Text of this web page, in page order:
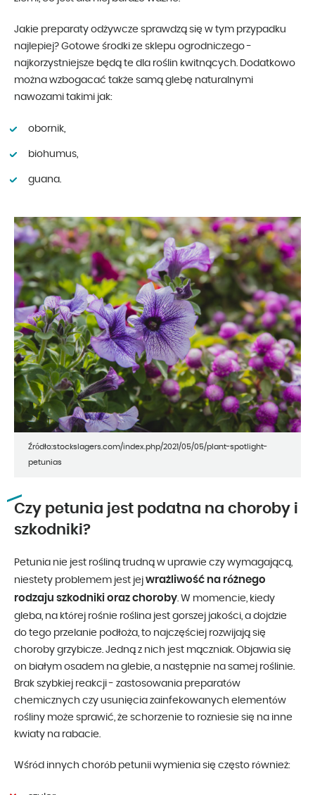
Jakie preparaty odżywcze sprawdzą się w tym przypadku
najlepiej? Gotowe środki ze sklepu ogrodniczego -
najkorzystniejsze będą te dla roślin kwitnących. Dodatkowo
można wzbogacać także samą glebę naturalnymi
nawozami takimi jak:
obornik,
biohumus,
guana.
Źródło:stockslagers.com/index.php/2021/05/05/plant-spotlight-
petunias
Czy petunia jest podatna na choroby i
szkodniki?
Petunia nie jest rośliną trudną w uprawie czy wymagającą,
niestety problemem jest jej wrażliwość na różnego
rodzaju szkodniki oraz choroby . W momencie, kiedy
gleba, na której rośnie roślina jest gorszej jakości, a dojdzie
do tego przelanie podłoża, to najczęściej rozwijają się
choroby grzybicze. Jedną z nich jest mączniak. Objawia się
on białym osadem na glebie, a następnie na samej roślinie.
Brak szybkiej reakcji - zastosowania preparatów
chemicznych czy usunięcia zainfekowanych elementów
rośliny może sprawić, że schorzenie to rozniesie się na inne
kwiaty na rabacie.
Wśród innych chorób petunii wymienia się często również: